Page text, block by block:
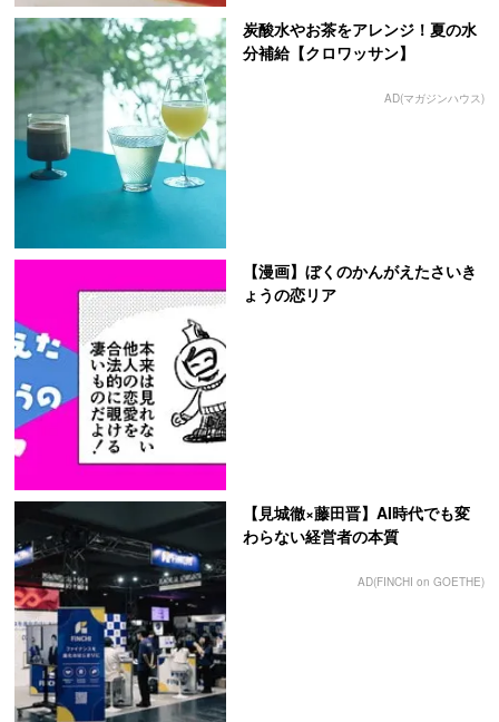
炭酸水やお茶をアレンジ！夏の水
分補給【クロワッサン】
AD(マガジンハウス)
【漫画】ぼくのかんがえたさいき
ょうの恋リア
【見城徹×藤田晋】AI時代でも変
わらない経営者の本質
AD(FINCHI on GOETHE)